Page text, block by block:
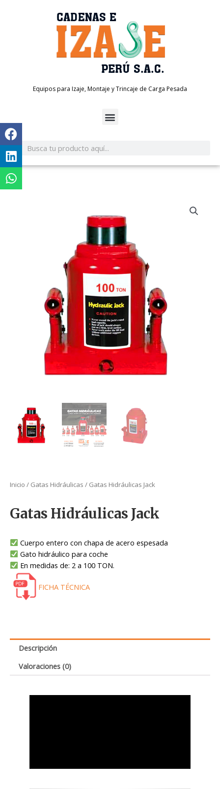
Equipos para Izaje, Montaje y Trincaje de Carga Pesada
SearchSearch
Inicio / Gatas Hidráulicas / Gatas Hidráulicas Jack
Gatas Hidráulicas Jack
Cuerpo entero con chapa de acero espesada
Gato hidráulico para coche
En medidas de: 2 a 100 TON.
FICHA TÉCNICA
Descripción
Valoraciones (0)